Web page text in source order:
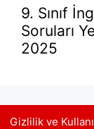
9. Sınıf
Soruları
2025
Gizlilik ve